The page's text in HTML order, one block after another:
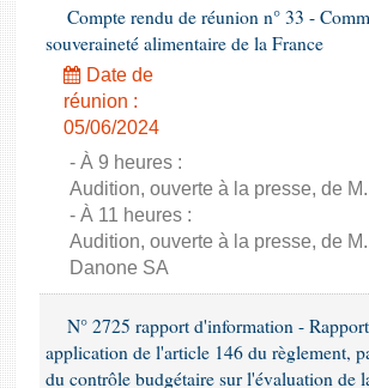
Compte rendu de réunion n° 33 -
souveraineté alimentaire de la France
Date de
réunion :
05/06/2024
- À 9 heures :
Audition, ouverte à la presse, de
- À 11 heures :
Audition, ouverte à la presse, de
Danone SA
N° 2725 rapport d'information -
application de l'article 146 du règlement,
du contrôle budgétaire sur l'évaluation de